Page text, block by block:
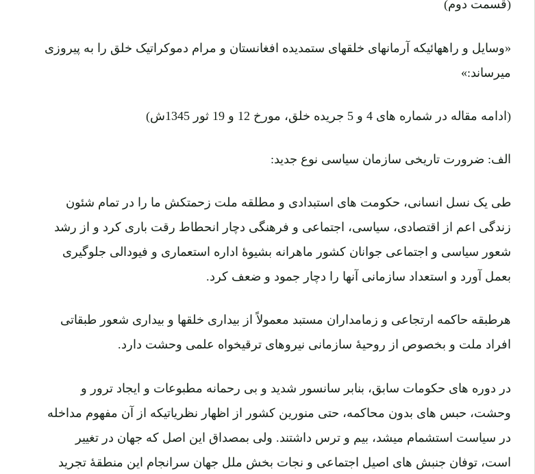
(قسمت دوم)
«وسایل و راههائیکه آرمانهای خلقهای ستمدیده افغانستان و مرام دموکراتیک خلق را به پیروزی
میرساند:»
(ادامه مقاله در شماره های 4 و 5 جریده خلق، مورخ 12 و 19 ثور 1345ش)
الف: ضرورت تاریخی سازمان سیاسی نوع جدید:
طی یک نسل انسانی، حکومت های استبدادی و مطلقه ملت زحمتکش ما را در تمام شئون
زندگی اعم از اقتصادی، سیاسی، اجتماعی و فرهنگی دچار انحطاط رقت باری کرد و از رشد
شعور سیاسی و اجتماعی جوانان کشور ماهرانه بشیوۀ اداره استعماری و فیودالی جلوگیری
بعمل آورد و استعداد سازمانی آنها را دچار جمود و ضعف کرد.
هرطبقه حاکمه ارتجاعی و زمامداران مستبد معمولاً از بیداری خلقها و بیداری شعور طبقاتی
افراد ملت و بخصوص از روحیۀ سازمانی نیروهای ترقیخواه علمی وحشت دارد.
در دوره های حکومات سابق، بنابر سانسور شدید و بی رحمانه مطبوعات و ایجاد ترور و
وحشت، حبس های بدون محاکمه، حتی منورین کشور از اظهار نظریاتیکه از آن مفهوم مداخله
در سیاست استشمام میشد، بیم و ترس داشتند. ولی بمصداق این اصل که جهان در تغییر
است، توفان جنبش های اصیل اجتماعی و نجات بخش ملل جهان سرانجام این منطقۀ تجرید